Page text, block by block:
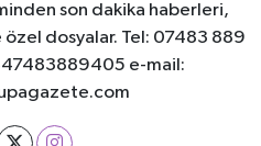
son dakika haberleri,
özel dosyalar. Tel: 07483 889
e-mail: